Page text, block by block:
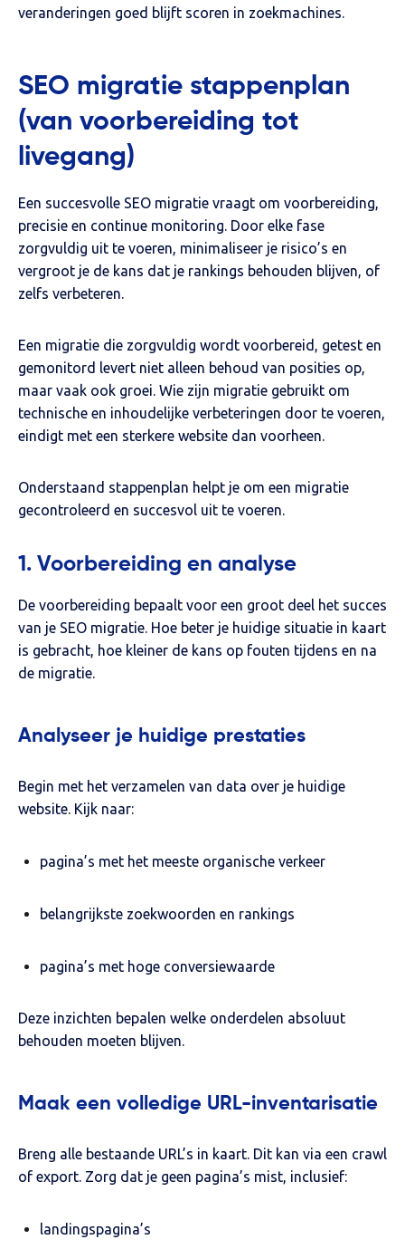
veranderingen goed blijft scoren in zoekmachines.
SEO migratie stappenplan
(van voorbereiding tot
livegang)
Een succesvolle SEO migratie vraagt om voorbereiding,
precisie en continue monitoring. Door elke fase
zorgvuldig uit te voeren, minimaliseer je risico’s en
vergroot je de kans dat je rankings behouden blijven, of
zelfs verbeteren.
Een migratie die zorgvuldig wordt voorbereid, getest en
gemonitord levert niet alleen behoud van posities op,
maar vaak ook groei. Wie zijn migratie gebruikt om
technische en inhoudelijke verbeteringen door te voeren,
eindigt met een sterkere website dan voorheen.
Onderstaand stappenplan helpt je om een migratie
gecontroleerd en succesvol uit te voeren.
1. Voorbereiding en analyse
De voorbereiding bepaalt voor een groot deel het succes
van je SEO migratie. Hoe beter je huidige situatie in kaart
is gebracht, hoe kleiner de kans op fouten tijdens en na
de migratie.
Analyseer je huidige prestaties
Begin met het verzamelen van data over je huidige
website. Kijk naar:
pagina’s met het meeste organische verkeer
belangrijkste zoekwoorden en rankings
pagina’s met hoge conversiewaarde
Deze inzichten bepalen welke onderdelen absoluut
behouden moeten blijven.
Maak een volledige URL-inventarisatie
Breng alle bestaande URL’s in kaart. Dit kan via een crawl
of export. Zorg dat je geen pagina’s mist, inclusief:
landingspagina’s